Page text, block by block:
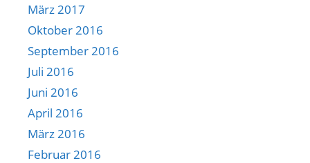
März 2017
Oktober 2016
September 2016
Juli 2016
Juni 2016
April 2016
März 2016
Februar 2016